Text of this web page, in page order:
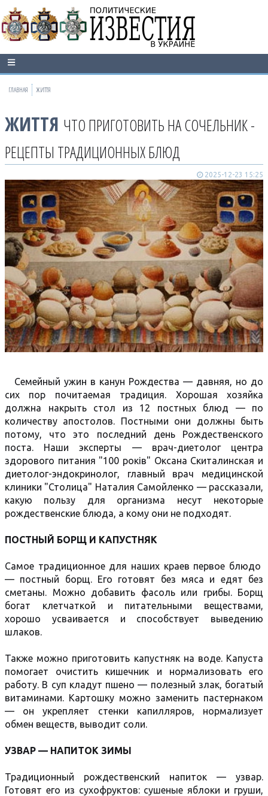
ГЛАВНАЯ ЖИТТЯ
ЖИТТЯ ЧТО ПРИГОТОВИТЬ НА СОЧЕЛЬНИК -
РЕЦЕПТЫ ТРАДИЦИОННЫХ БЛЮД
2025-12-23 15:25
Семейный ужин в канун Рождества — давняя, но до
сих пор почитаемая традиция. Хорошая хозяйка
должна накрыть стол из 12 постных блюд — по
количеству апостолов. Постными они должны быть
потому, что это последний день Рождественского
поста. Наши эксперты — врач-диетолог центра
здорового питания "100 років" Оксана Скиталинская и
диетолог-эндокринолог, главный врач медицинской
клиники "Столица" Наталия Самойленко — рассказали,
какую пользу для организма несут некоторые
рождественские блюда, а кому они не подходят.
ПОСТНЫЙ БОРЩ И КАПУСТНЯК
Самое традиционное для наших краев первое блюдо
— постный борщ. Его готовят без мяса и едят без
сметаны. Можно добавить фасоль или грибы. Борщ
богат клетчаткой и питательными веществами,
хорошо усваивается и способствует выведению
шлаков.
Также можно приготовить капустняк на воде. Капуста
помогает очистить кишечник и нормализовать его
работу. В суп кладут пшено — полезный злак, богатый
витаминами. Картошку можно заменить пастернаком
— он укрепляет стенки капилляров, нормализует
обмен веществ, выводит соли.
УЗВАР — НАПИТОК ЗИМЫ
Традиционный рождественский напиток — узвар.
Готовят его из сухофруктов: сушеные яблоки и груши,